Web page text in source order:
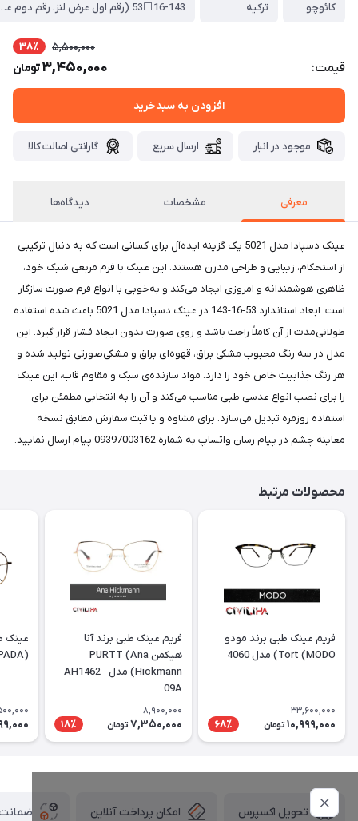
کائوچو
ترکیه
16-143⬜53 (رقم اول عرض لنز،
قیمت:
5,500,000 38٪
3,450,000تومان
افزودن به سبدخرید
موجود در انبار ارسال سریع گارانتی اصالت کالا
معرفی مشخصات دیدگاه‌ها
عینک دسپادا مدل 5021 یک گزینه ایده‌آل برای کسانی است که به دنبال ترکیبی
از استحکام، زیبایی و طراحی مدرن هستند. این عینک با فرم مربعی شیک خود،
ظاهری هوشمندانه و امروزی ایجاد می‌کند و به‌خوبی با انواع فرم صورت سازگار
است. ابعاد استاندارد 53-16-143 در عینک دسپادا مدل 5021 باعث شده استفاده
طولانی‌مدت از آن کاملاً راحت باشد و روی صورت بدون ایجاد فشار قرار گیرد. این
مدل در سه رنگ محبوب مشکی براق، قهوه‌ای براق و مشکی‌صورتی تولید شده و
هر رنگ جذابیت خاص خود را دارد. مواد سازنده‌ی سبک و مقاوم قاب، این عینک
را برای نصب انواع عدسی طبی مناسب می‌کند و آن را به انتخابی مطمئن برای
استفاده روزمره تبدیل می‌سازد. برای مشاوه و یا ثبت سفارش مطابق نسخه
معاینه چشم در پیام رسان واتساپ به شماره 09397003162 پیام ارسال نمایید.
محصولات مرتبط
فریم عینک طبی برند مودو
Tort (MODO) مدل 4060
33,600,000
10,999,000 تومان 68٪
فریم عینک طبی برند آنا
هیکمن PURTT (Ana
Hickmann) مدل AH1462–
09A
8,900,000
7,350,000 تومان 18٪
عینک
(DESPADA) مدل DSC 5077
تحویل اکسپرس امکان پرداخت آنلاین ضمانت